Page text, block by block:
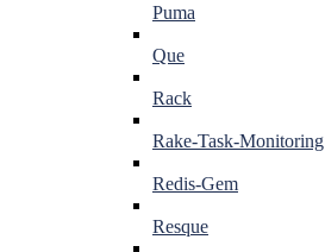
Puma
Que
Rack
Rake-Task-Monitoring
Redis-Gem
Resque